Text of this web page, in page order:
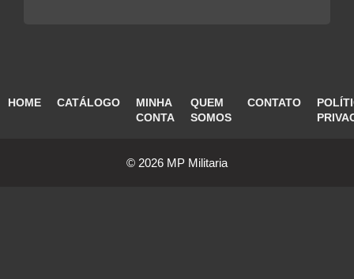
HOME CATÁLOGO
MINHA
CONTA
QUEM
SOMOS
CONTATO
© 2026 MP Militaria